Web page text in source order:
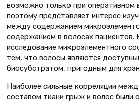
возможно только при оперативном
поэтому представляет интерес
между содержанием
содержанием в волосах пациентов.
исследование микроэлементного
тем, что волосы являются
биосубстратом, пригодным для
Наиболее сильные корреляции
составом ткани грыж и волос были